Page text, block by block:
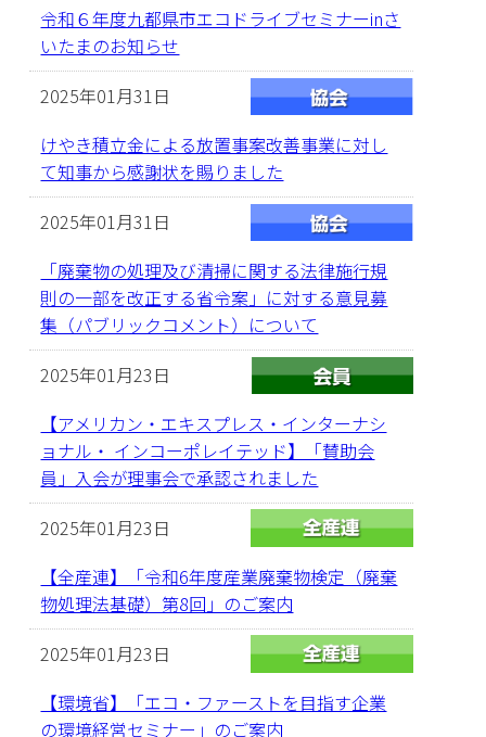
令和６年度九都県市エコドライブセミナーinさ
いたまのお知らせ
2025年01月31日
けやき積立金による放置事案改善事業に対し
て知事から感謝状を賜りました
2025年01月31日
「廃棄物の処理及び清掃に関する法律施行規
則の一部を改正する省令案」に対する意見募
集（パブリックコメント）について
2025年01月23日
【アメリカン・エキスプレス・インターナシ
ョナル・ インコーポレイテッド】「賛助会
員」入会が理事会で承認されました
2025年01月23日
【全産連】「令和6年度産業廃棄物検定（廃棄
物処理法基礎）第8回」のご案内
2025年01月23日
【環境省】「エコ・ファーストを目指す企業
の環境経営セミナー」のご案内